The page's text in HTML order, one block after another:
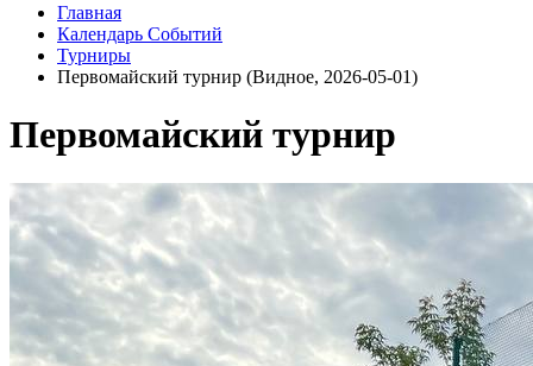
Главная
Календарь Событий
Турниры
Первомайский турнир (Видное, 2026-05-01)
Первомайский турнир